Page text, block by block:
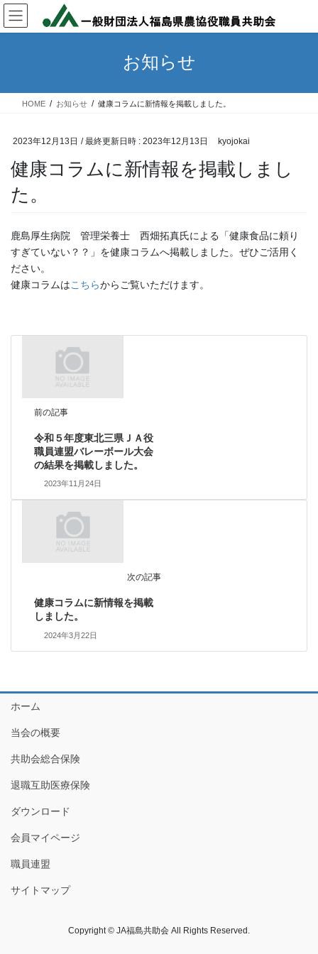
コ
ン
テ
ス
ナ
ビ
ゲ
ン
お知らせ
HOME お知らせ 健康コラムに新情報を掲載しました。
2023年12月13日 / 最終更新日時 : 2023年12月13日 kyojokai
健康コラムに新情報を掲載しまし
た。
鹿島厚生病院 管理栄養士 西畑拓真氏による「健康食品に頼り
すぎていない？？」を健康コラムへ掲載しました。ぜひご活用く
ださい。
健康コラムはこちらからご覧いただけます。
前の記事
令和５年度東北三県ＪＡ役
職員連盟バレーボール大会
の結果を掲載しました。
2023年11月24日
次の記事
健康コラムに新情報を掲載
しました。
2024年3月22日
ホーム
当会の概要
共助会総合保険
退職互助医療保険
ダウンロード
会員マイページ
職員連盟
サイトマップ
Copyright © JA福島共助会 All Rights Reserved.